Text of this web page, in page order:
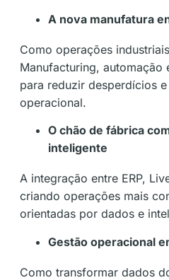
A nova manufatura
Como operações
Manufacturing, automação
para reduzir desperdícios
operacional.
O chão de fábrica
inteligente
A integração entre ERP,
criando operações mais
orientadas por dados e
Gestão operacional
Como transformar dados